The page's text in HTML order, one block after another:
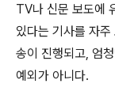
TV나 신문 보도에
있다는 기사를 자
송이 진행되고, 엄
예외가 아니다.